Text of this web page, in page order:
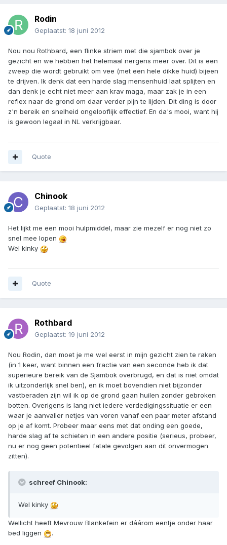
Rodin
Geplaatst: 18 juni 2012
Nou nou Rothbard, een flinke striem met die sjambok over je
gezicht en we hebben het helemaal nergens meer over. Dit is een
zweep die wordt gebruikt om vee (met een hele dikke huid) bijeen
te drijven. Ik denk dat een harde slag mensenhuid laat splijten en
dan denk je echt niet meer aan krav maga, maar zak je in een
reflex naar de grond om daar verder pijn te lijden. Dit ding is door
z'n bereik en snelheid ongelooflijk effectief. En da's mooi, want hij
is gewoon legaal in NL verkrijgbaar.
Quote
Chinook
Geplaatst: 18 juni 2012
Het lijkt me een mooi hulpmiddel, maar zie mezelf er nog niet zo
snel mee lopen
Wel kinky
Quote
Rothbard
Geplaatst: 19 juni 2012
Nou Rodin, dan moet je me wel eerst in mijn gezicht zien te raken
(in 1 keer, want binnen een fractie van een seconde heb ik dat
superieure bereik van de Sjambok overbrugd, en dat is niet omdat
ik uitzonderlijk snel ben), en ik moet bovendien niet bijzonder
vastberaden zijn wil ik op de grond gaan huilen zonder gebroken
botten. Overigens is lang niet iedere verdedigingssituatie er een
waar je aanvaller netjes van voren vanaf een paar meter afstand
op je af komt. Probeer maar eens met dat onding een goede,
harde slag af te schieten in een andere positie (serieus, probeer,
nu er nog geen potentieel fatale gevolgen aan dit onvermogen
zitten).
schreef Chinook:
Wel kinky
Wellicht heeft Mevrouw Blankefein er dáárom eentje onder haar
bed liggen
.